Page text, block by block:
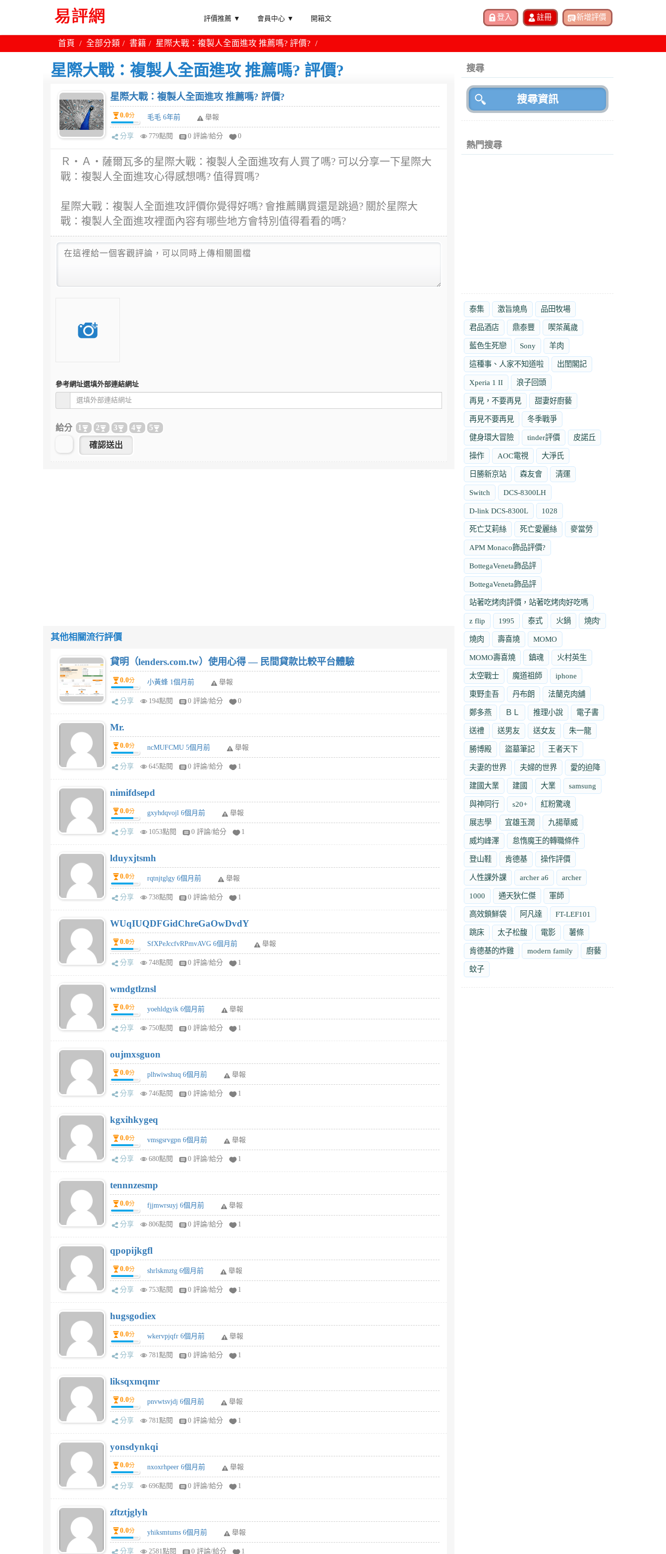
評價推薦 ▼ 會員中心 ▼ 開箱文
首頁 全部分類 書籍 星際大戰：複製人全面進攻 推薦嗎? 評價?
星際大戰：複製人全面進攻 推薦嗎? 評價?
星際大戰：複製人全面進攻 推薦嗎? 評價?
0.0分 毛毛 6年前 舉報
分享 779點閱 0 評論/給分 0
Ｒ‧Ａ‧薩爾瓦多的星際大戰：複製人全面進攻有人買了嗎? 可以分享一下星際大
戰：複製人全面進攻心得感想嗎? 值得買嗎?
星際大戰：複製人全面進攻評價你覺得好嗎? 會推薦購買還是跳過? 關於星際大
戰：複製人全面進攻裡面內容有哪些地方會特別值得看看的嗎?
參考網址選填外部連結網址
給分 1 2 3 4 5
其他相關流行評價
貸明（lenders.com.tw）使用心得 — 民間貸款比較平台體驗
0.0分 小黃蜂 1個月前 舉報
分享 194點閱 0 評論/給分 0
Mr.
0.0分 ncMUFCMU 5個月前 舉報
分享 645點閱 0 評論/給分 1
nimifdsepd
0.0分 gxyhdqvojl 6個月前 舉報
分享 1053點閱 0 評論/給分 1
lduyxjtsmh
0.0分 rqtnjtglgy 6個月前 舉報
分享 738點閱 0 評論/給分 1
WUqIUQDFGidChreGaOwDvdY
0.0分 SfXPeJccfvRPmvAVG 6個月前 舉報
分享 748點閱 0 評論/給分 1
wmdgtlznsl
0.0分 yoehldgyik 6個月前 舉報
分享 750點閱 0 評論/給分 1
oujmxsguon
0.0分 plhwiwshuq 6個月前 舉報
分享 746點閱 0 評論/給分 1
kgxihkygeq
0.0分 vmsgsrvgpn 6個月前 舉報
分享 680點閱 0 評論/給分 1
tennnzesmp
0.0分 fjjmwrsuyj 6個月前 舉報
分享 806點閱 0 評論/給分 1
qpopijkgfl
0.0分 shrlskmztg 6個月前 舉報
分享 753點閱 0 評論/給分 1
hugsgodiex
0.0分 wkervpjqfr 6個月前 舉報
分享 781點閱 0 評論/給分 1
liksqxmqmr
0.0分 pnvwtsvjdj 6個月前 舉報
分享 781點閱 0 評論/給分 1
yonsdynkqi
0.0分 nxoxrhpeer 6個月前 舉報
分享 696點閱 0 評論/給分 1
zftztjglyh
0.0分 yhiksmtums 6個月前 舉報
分享 2581點閱 0 評論/給分 1
搜尋
熱門搜尋
泰集 激旨燒鳥 品田牧場
君品酒店 鼎泰豐 喫茶萬歲
藍色生死戀 Sony 羊肉
這種事、人家不知道啦 出閨閣記
Xperia 1 II 浪子回頭
再見，不要再見 甜妻好廚藝
再見不要再見 冬季戰爭
健身環大冒險 tinder評價 皮諾丘
操作 AOC電視 大淨氏
日勝新京站 森友會 清運
Switch DCS-8300LH
D-link DCS-8300L 1028
死亡艾莉絲 死亡愛麗絲 麥當勞
APM Monaco飾品評價?
BottegaVeneta飾品評
BottegaVeneta飾品評
站著吃烤肉評價，站著吃烤肉好吃嗎
z flip 1995 泰式 火鍋 燒肉'
燒肉 壽喜燒 MOMO
MOMO壽喜燒 鎮魂 火村英生
太空戰士 魔道祖師 iphone
東野圭吾 丹布朗 法蘭克肉舖
鄭多燕 ＢＬ 推理小說 電子書
送禮 送男友 送女友 朱一龍
勝博殿 盜墓筆記 王者天下
夫妻的世界 夫婦的世界 愛的迫降
建國大業 建國 大業 samsung
與神同行 s20+ 紅粉驚魂
展志學 宜雄玉潤 九揚華威
威均峰澤 怠惰魔王的轉職條件
登山鞋 肯德基 操作評價
人性課外課 archer a6 archer
1000 通天狄仁傑 軍師
高效鎖鮮袋 阿凡達 FT-LEF101
跳床 太子松馥 電影 薯條
肯德基的炸雞 modern family 廚藝
蚊子